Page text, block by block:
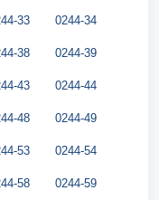
33 0244-34
38 0244-39
43 0244-44
48 0244-49
53 0244-54
58 0244-59